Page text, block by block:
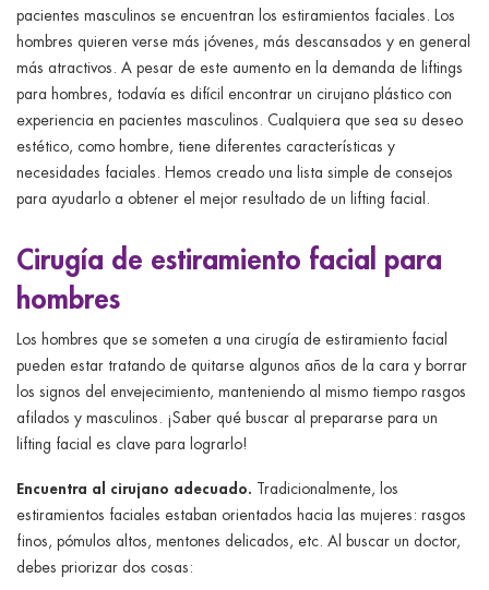
pacientes masculinos se encuentran los estiramientos faciales. Los
hombres quieren verse más jóvenes, más descansados ​​y en general
más atractivos. A pesar de este aumento en la demanda de liftings
para hombres, todavía es difícil encontrar un cirujano plástico con
experiencia en pacientes masculinos. Cualquiera que sea su deseo
estético, como hombre, tiene diferentes características y
necesidades faciales. Hemos creado una lista simple de consejos
para ayudarlo a obtener el mejor resultado de un lifting facial.
Cirugía de estiramiento facial para
hombres
Los hombres que se someten a una cirugía de estiramiento facial
pueden estar tratando de quitarse algunos años de la cara y borrar
los signos del envejecimiento, manteniendo al mismo tiempo rasgos
afilados y masculinos. ¡Saber qué buscar al prepararse para un
lifting facial es clave para lograrlo!
Encuentra al cirujano adecuado. Tradicionalmente, los
estiramientos faciales estaban orientados hacia las mujeres: rasgos
finos, pómulos altos, mentones delicados, etc. Al buscar un doctor,
debes priorizar dos cosas: